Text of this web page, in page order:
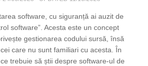
software, cu siguranță ai auzit de
software”. Acesta este un concept
gestionarea codului sursă, însă
care nu sunt familiari cu acesta. În
trebuie să știi despre software-ul de